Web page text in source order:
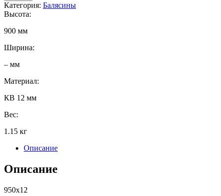
Категория: Балясины
Высота:
900 мм
Ширина:
– мм
Материал:
КВ 12 мм
Вес:
1.15 кг
Описание
Описание
950х12